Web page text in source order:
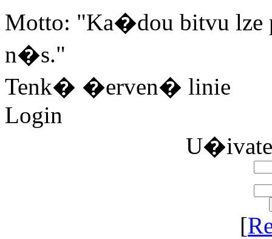
Motto: "Ka�dou bitvu
n�s."
Tenk� �erven� linie
Login
[